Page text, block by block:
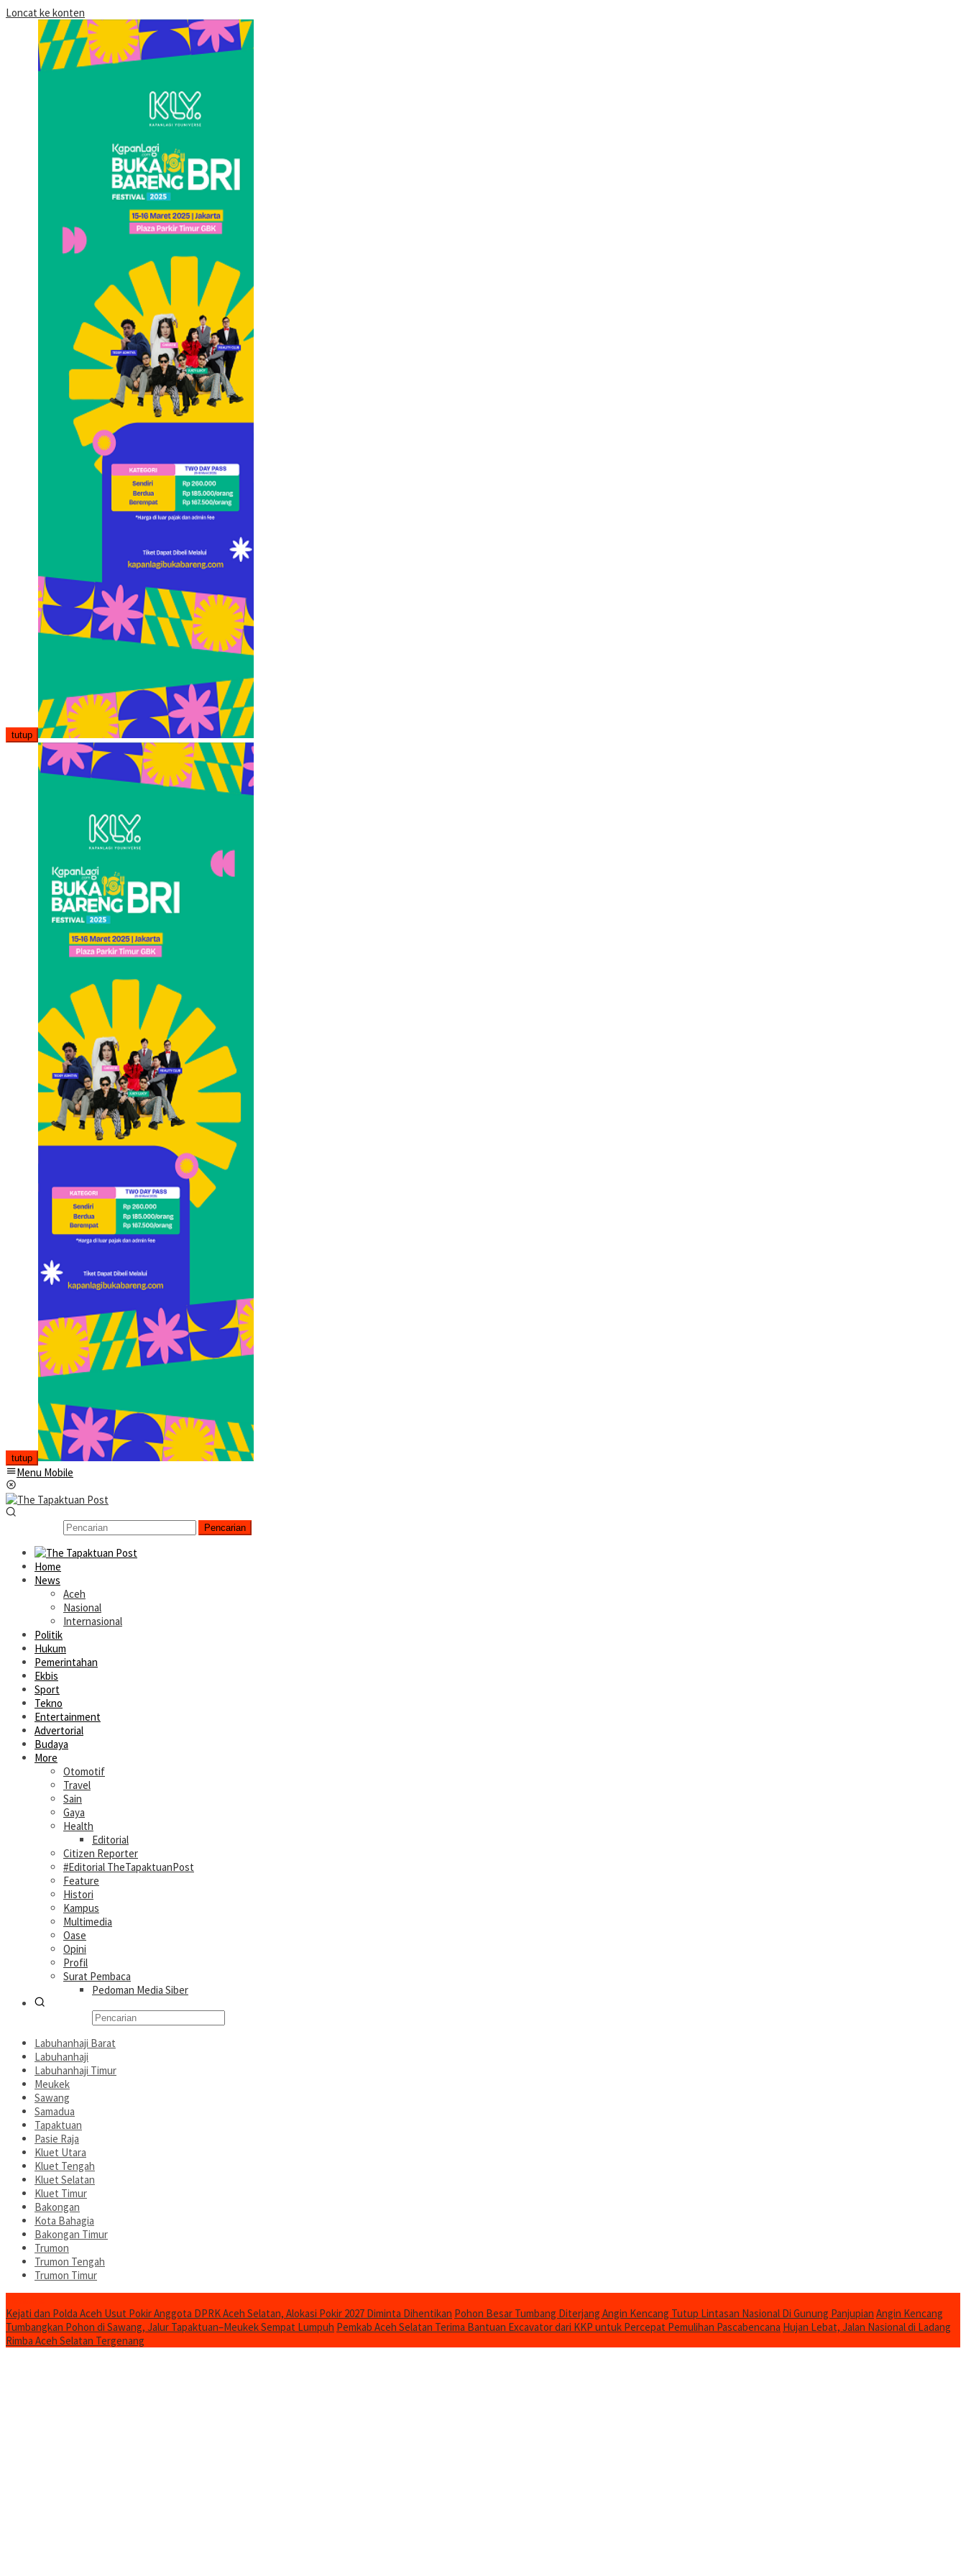
Loncat ke konten
tutup
tutup
Menu Mobile
Pencarian
Home
News
Aceh
Nasional
Internasional
Politik
Hukum
Pemerintahan
Ekbis
Sport
Tekno
Entertainment
Advertorial
Budaya
More
Otomotif
Travel
Sain
Gaya
Health
Editorial
Citizen Reporter
#Editorial TheTapaktuanPost
Feature
Histori
Kampus
Multimedia
Oase
Opini
Profil
Surat Pembaca
Pedoman Media Siber
Labuhanhaji Barat
Labuhanhaji
Labuhanhaji Timur
Meukek
Sawang
Samadua
Tapaktuan
Pasie Raja
Kluet Utara
Kluet Tengah
Kluet Selatan
Kluet Timur
Bakongan
Kota Bahagia
Bakongan Timur
Trumon
Trumon Tengah
Trumon Timur
Kejati dan Polda Aceh Usut Pokir Anggota DPRK Aceh Selatan, Alokasi Pokir 2027 Diminta Dihentikan Pohon Besar Tumbang Diterjang Angin Kencang Tutup Lintasan Nasional Di Gunung Panjupian Angin Kencang
Tumbangkan Pohon di Sawang, Jalur Tapaktuan–Meukek Sempat Lumpuh Pemkab Aceh Selatan Terima Bantuan Excavator dari KKP untuk Percepat Pemulihan Pascabencana Hujan Lebat, Jalan Nasional di Ladang
Rimba Aceh Selatan Tergenang